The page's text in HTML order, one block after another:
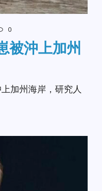
0
被沖上加州
加州海岸，研究人